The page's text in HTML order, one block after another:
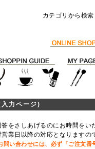
カテゴリから検索
力ページ)
をさしあげるのにお時間をい
業日以降の対応となりますの
い合わせには、必ず「ご注文